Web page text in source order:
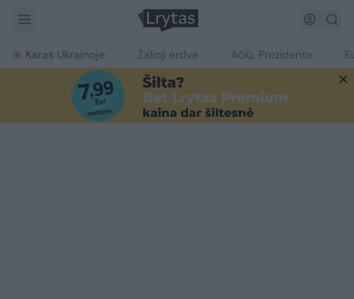
Karas Ukrainoje Žalioji erdvė Ačiū, Prezidente